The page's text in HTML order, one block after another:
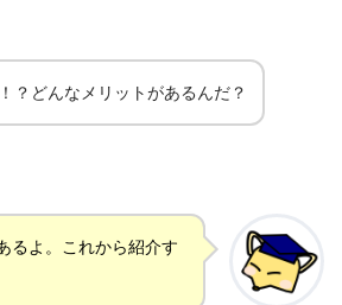
？どんなメリットがあるんだ？
るよ。これから紹介す